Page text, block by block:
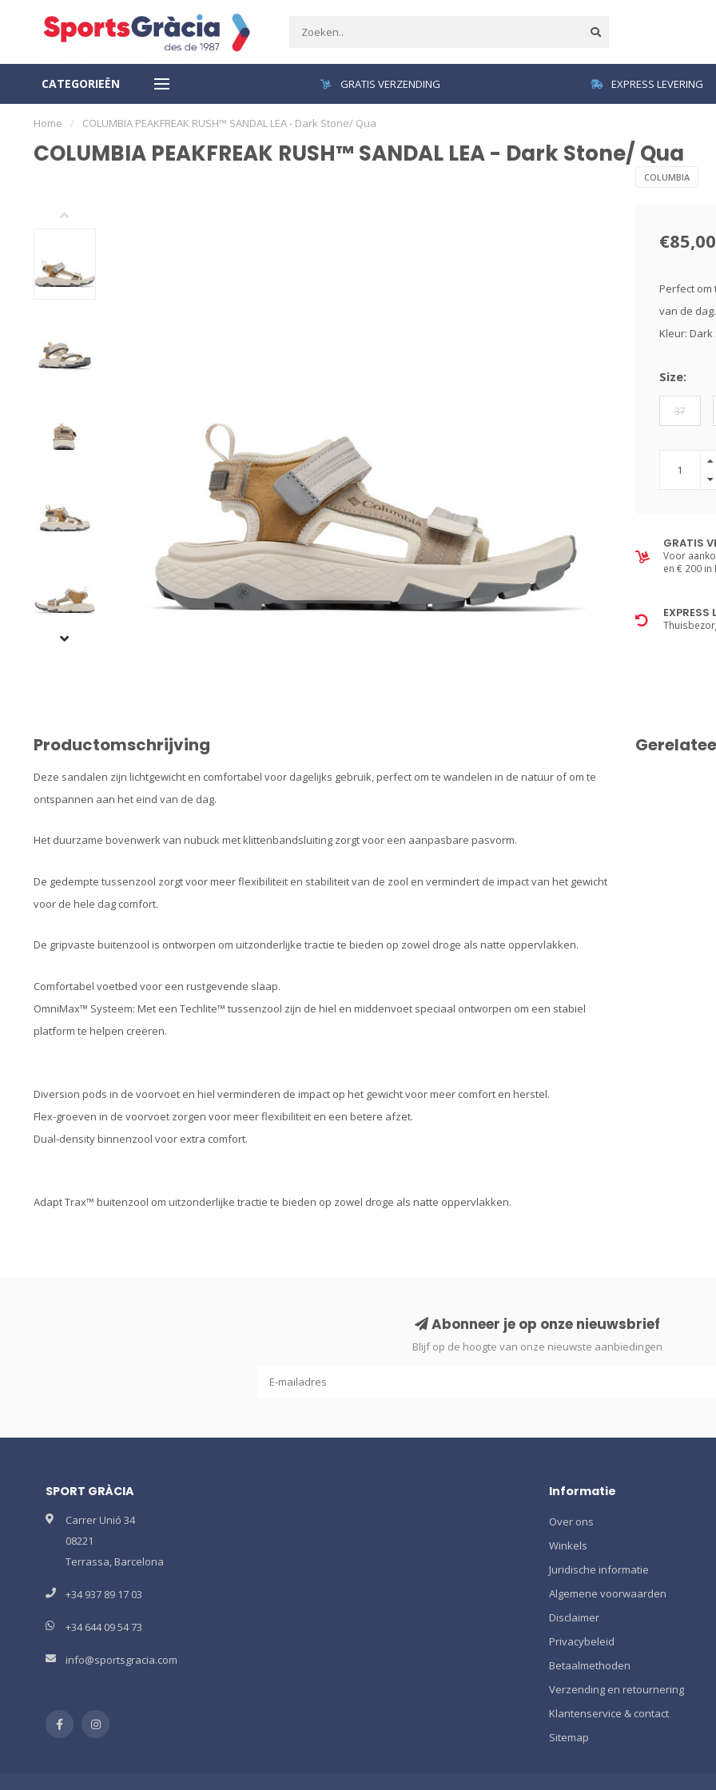
CATEGORIEËN
VEILIGE BETALING GRATIS VERZENDING EXPRESS LEVERING
Home / COLUMBIA PEAKFREAK RUSH™ SANDAL LEA - Dark Stone/ Qua
COLUMBIA PEAKFREAK RUSH™ SANDAL LEA - Dark Stone/ Qua
COLUMBIA
€85,00
Perfect
van de dag.
Kleur:
Size:
37
GRATIS
Voor
en € 200 in
EXPRESS
Productomschrijving
Deze sandalen zijn lichtgewicht en comfortabel voor dagelijks gebruik, perfect om te wandelen in de natuur of om te
ontspannen aan het eind van de dag.
Het duurzame bovenwerk van nubuck met klittenbandsluiting zorgt voor een aanpasbare pasvorm.
De gedempte tussenzool zorgt voor meer flexibiliteit en stabiliteit van de zool en vermindert de impact van het gewicht
voor de hele dag comfort.
De gripvaste buitenzool is ontworpen om uitzonderlijke tractie te bieden op zowel droge als natte oppervlakken.
Comfortabel voetbed voor een rustgevende slaap.
OmniMax™ Systeem: Met een Techlite™ tussenzool zijn de hiel en middenvoet speciaal ontworpen om een stabiel
platform te helpen creëren.
Diversion pods in de voorvoet en hiel verminderen de impact op het gewicht voor meer comfort en herstel.
Flex-groeven in de voorvoet zorgen voor meer flexibiliteit en een betere afzet.
Dual-density binnenzool voor extra comfort.
Adapt Trax™ buitenzool om uitzonderlijke tractie te bieden op zowel droge als natte oppervlakken.
Abonneer je op onze nieuwsbrief
Blijf op de hoogte van onze nieuwste aanbiedingen
SPORT GRÀCIA
Carrer Unió 34
08221
Terrassa, Barcelona
+34 937 89 17 03
+34 644 09 54 73
info@sportsgracia.com
Informatie
Over ons
Winkels
Juridische informatie
Algemene voorwaarden
Disclaimer
Privacybeleid
Betaalmethoden
Verzending en retournering
Klantenservice & contact
Sitemap